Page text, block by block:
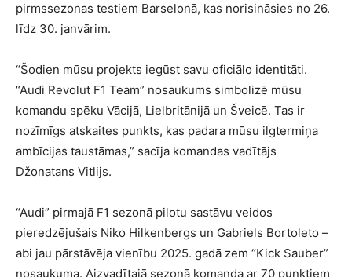
pirmssezonas testiem Barselonā, kas norisināsies no 26.
līdz 30. janvārim.
“Šodien mūsu projekts iegūst savu oficiālo identitāti.
“Audi Revolut F1 Team” nosaukums simbolizē mūsu
komandu spēku Vācijā, Lielbritānijā un Šveicē. Tas ir
nozīmīgs atskaites punkts, kas padara mūsu ilgtermiņa
ambīcijas taustāmas,” sacīja komandas vadītājs
Džonatans Vitlijs.
“Audi” pirmajā F1 sezonā pilotu sastāvu veidos
pieredzējušais Niko Hilkenbergs un Gabriels Bortoleto –
abi jau pārstāvēja vienību 2025. gadā zem “Kick Sauber”
nosaukuma. Aizvadītajā sezonā komanda ar 70 punktiem